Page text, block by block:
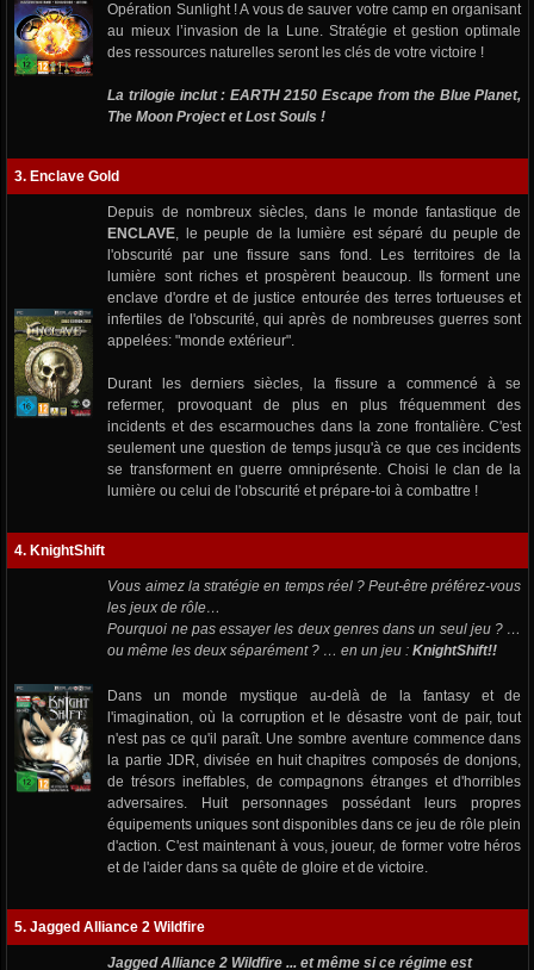
Opération Sunlight ! A vous de sauver votre camp en organisant
au mieux l’invasion de la Lune. Stratégie et gestion optimale
des ressources naturelles seront les clés de votre victoire !
La trilogie inclut : EARTH 2150 Escape from the Blue Planet,
The Moon Project et Lost Souls !
3. Enclave Gold
Depuis de nombreux siècles, dans le monde fantastique de
ENCLAVE, le peuple de la lumière est séparé du peuple de
l'obscurité par une fissure sans fond. Les territoires de la
lumière sont riches et prospèrent beaucoup. Ils forment une
enclave d'ordre et de justice entourée des terres tortueuses et
infertiles de l'obscurité, qui après de nombreuses guerres sont
appelées: "monde extérieur".
Durant les derniers siècles, la fissure a commencé à se
refermer, provoquant de plus en plus fréquemment des
incidents et des escarmouches dans la zone frontalière. C'est
seulement une question de temps jusqu'à ce que ces incidents
se transforment en guerre omniprésente. Choisi le clan de la
lumière ou celui de l'obscurité et prépare-toi à combattre !
4. KnightShift
Vous aimez la stratégie en temps réel ? Peut-être préférez-vous
les jeux de rôle…
Pourquoi ne pas essayer les deux genres dans un seul jeu ? …
ou même les deux séparément ? … en un jeu :KnightShift!!
Dans un monde mystique au-delà de la fantasy et de
l'imagination, où la corruption et le désastre vont de pair, tout
n'est pas ce qu'il paraît. Une sombre aventure commence dans
la partie JDR, divisée en huit chapitres composés de donjons,
de trésors ineffables, de compagnons étranges et d'horribles
adversaires. Huit personnages possédant leurs propres
équipements uniques sont disponibles dans ce jeu de rôle plein
d'action. C'est maintenant à vous, joueur, de former votre héros
et de l'aider dans sa quête de gloire et de victoire.
5. Jagged Alliance 2 Wildfire
Jagged Alliance 2 Wildfire ... et même si ce régime est